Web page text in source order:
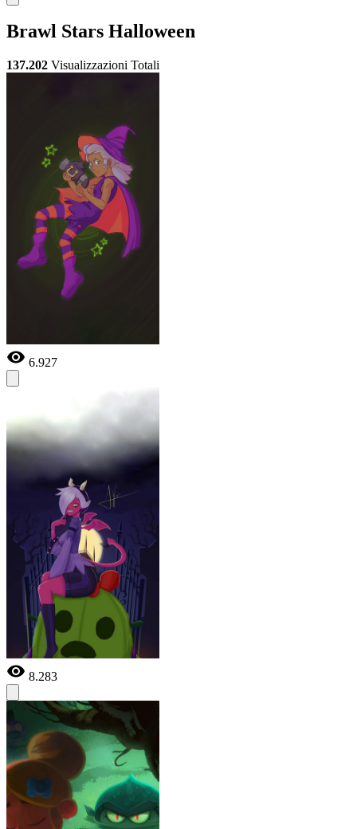
Brawl Stars Halloween
137.202 Visualizzazioni Totali
6.927
8.283